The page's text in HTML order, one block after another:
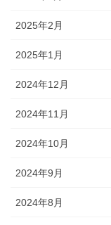
2025年2月
2025年1月
2024年12月
2024年11月
2024年10月
2024年9月
2024年8月